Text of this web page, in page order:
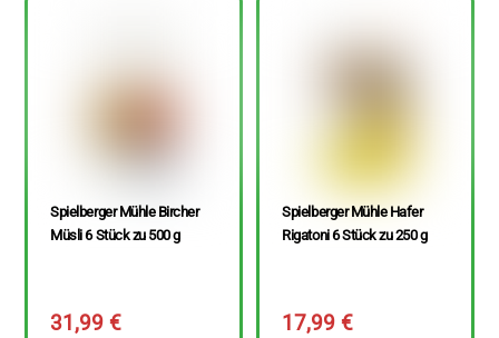
Spielberger Mühle Bircher
Müsli 6 Stück zu 500 g
31,99€
Spielberger Mühle Hafer
Rigatoni 6 Stück zu 250 g
17,99€